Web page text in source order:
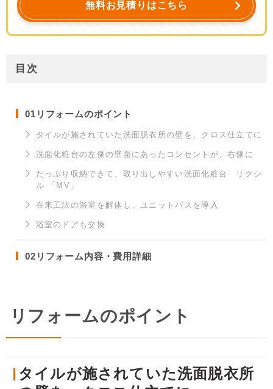
無料お見積りはこちら
目次
01 リフォームのポイント
タイルが施されていた洗面脱衣所の壁を、クロス仕立てに
洗面化粧台の左側の壁面にあったコンセントが、右側に
たっぷり収納できて、取り出しやすい洗面化粧台 リクシ
ル 「MV」
在来工法の浴室を解体し、ユニットバスを導入
浴室のドアも交換
02 リフォーム内容・費用詳細
リフォームのポイント
タイルが施されていた洗面脱衣所